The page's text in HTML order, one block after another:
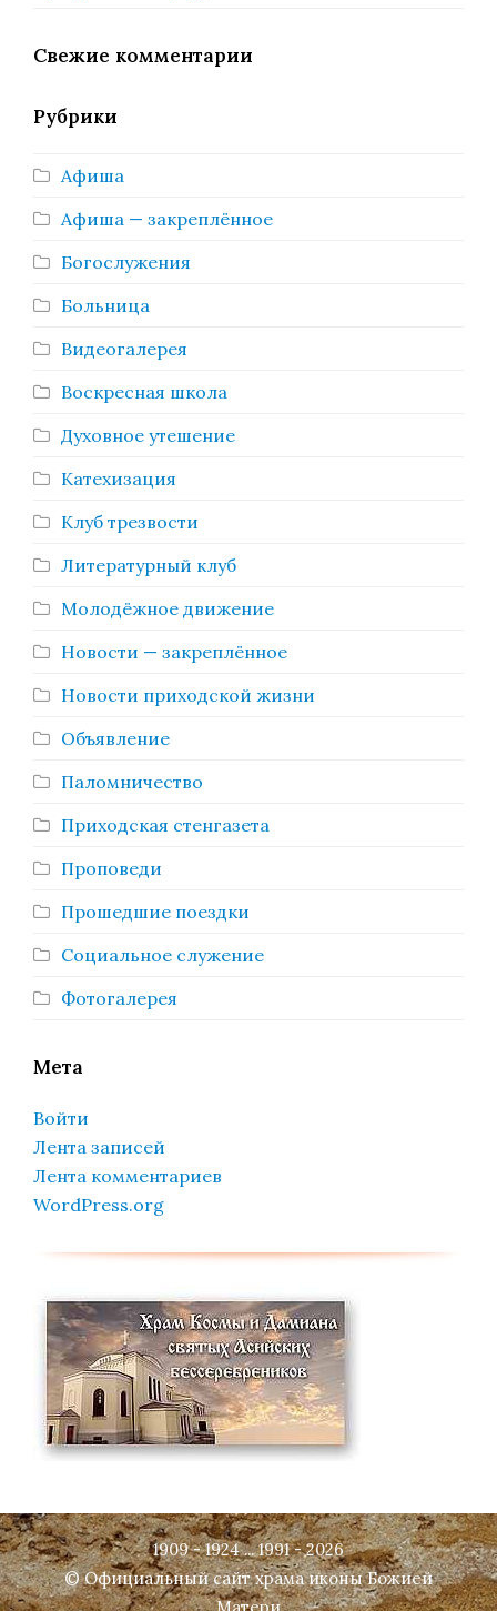
Свежие комментарии
Рубрики
Афиша
Афиша — закреплённое
Богослужения
Больница
Видеогалерея
Воскресная школа
Духовное утешение
Катехизация
Клуб трезвости
Литературный клуб
Молодёжное движение
Новости — закреплённое
Новости приходской жизни
Объявление
Паломничество
Приходская стенгазета
Проповеди
Прошедшие поездки
Социальное служение
Фотогалерея
Мета
Войти
Лента записей
Лента комментариев
WordPress.org
1909 - 1924 ... 1991 - 2026
© Официальный сайт храма иконы Божией